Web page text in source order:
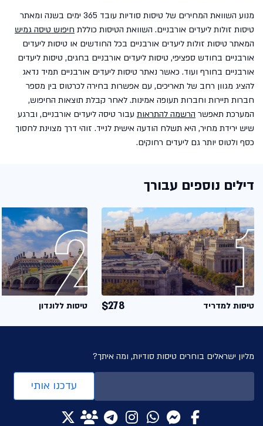
מנוע השוואת המחירים של טיסות סודיות עובד 365 ימים בשנה ומאתר
טיסות זולות ליעדים אורבניים. השוואת הטיסות כוללת חיפוש טיסה גמיש
המאתר טיסות זולות ליעדים אורבניים בכל החודשים או טיסות ליעדים
אורבניים בחודש ספציפי, טיסות ליעדים אורבניים בחגים, טיסות ליעדים
אורבניים בחורף ועוד. כאשר נאתר טיסות ליעדים אורבניים תמיד נדאג
להציג מגוון רחב של תאריכים, עם אפשרות בחירה לכרטוס בין מספר
חברות תיירות וחברות תעופה אמינות. לאחר קבלת תוצאות החיפוש,
המערכת תאפשר הרשמה להתראות עבור טיסה ליעדים אורבניים, וברגע
שיש ירידת מחיר, היא תשלח הודעה אישית לנייד. זוהי דרך מצוינת לחסוך
כסף ולטוס יותר גם ליעדים רחוקים.
דילים נוספים עבורך
טיסות למדריד $278 טיסות ללונדון
מליון ישראלים בוחרים טיסות סודיות, ומה איתך?
עדכנו אותי